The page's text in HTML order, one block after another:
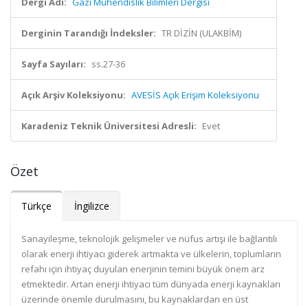
Derginin Tarandığı İndeksler: TR DİZİN (ULAKBİM)
Sayfa Sayıları: ss.27-36
Açık Arşiv Koleksiyonu: AVESİS Açık Erişim Koleksiyonu
Karadeniz Teknik Üniversitesi Adresli: Evet
Özet
Türkçe İngilizce
Sanayileşme, teknolojik gelişmeler ve nüfus artışı ile bağlantılı
olarak enerji ihtiyacı giderek artmakta ve ülkelerin, toplumların
refahı için ihtiyaç duyulan enerjinin temini büyük önem arz
etmektedir. Artan enerji ihtiyacı tüm dünyada enerji kaynakları
üzerinde önemle durulmasını, bu kaynaklardan en üst